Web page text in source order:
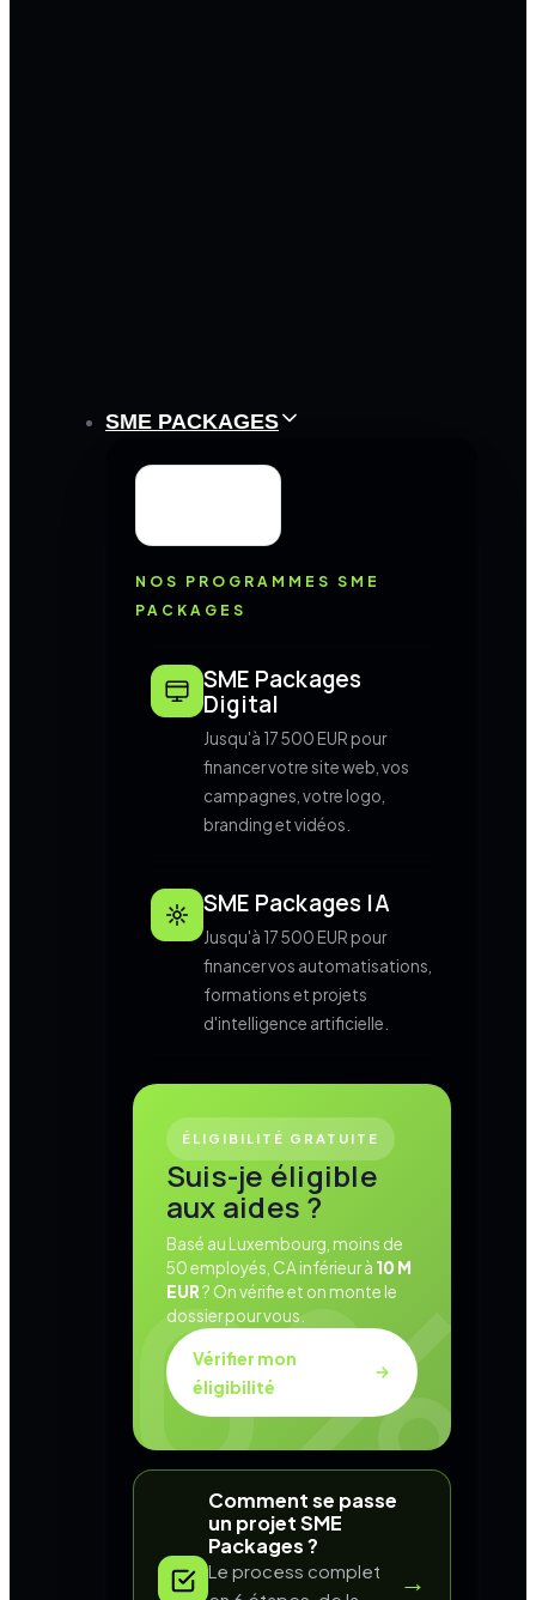
SME PACKAGES
NOS PROGRAMMES SME
PACKAGES
SME Packages
Digital
Jusqu'à 17 500 EUR pour
financer votre site web, vos
campagnes, votre logo,
branding et vidéos.
SME Packages IA
Jusqu'à 17 500 EUR pour
financer vos automatisations,
formations et projets
d'intelligence artificielle.
ÉLIGIBILITÉ GRATUITE
Suis-je éligible
aux aides ?
Basé au Luxembourg, moins de
50 employés, CA inférieur à 10 M
EUR? On vérifie et on monte le
dossier pour vous.
Vérifier mon
éligibilité
Comment se passe
un projet SME
Packages ?
Le process complet
→